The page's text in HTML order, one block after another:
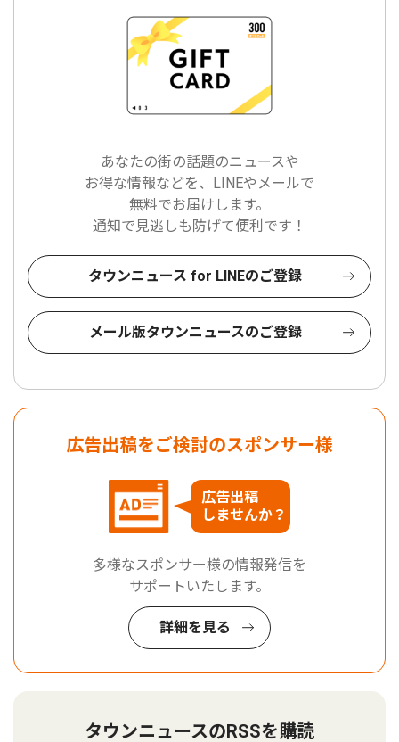
あなたの街の話題のニュースや
お得な情報などを、LINEやメールで
無料でお届けします。
通知で見逃しも防げて便利です！
タウンニュース for LINEのご登録
メール版タウンニュースのご登録
広告出稿をご検討のスポンサー様
広告出稿
しませんか？
多様なスポンサー様の情報発信を
サポートいたします。
詳細を見る
タウンニュースのRSSを購読